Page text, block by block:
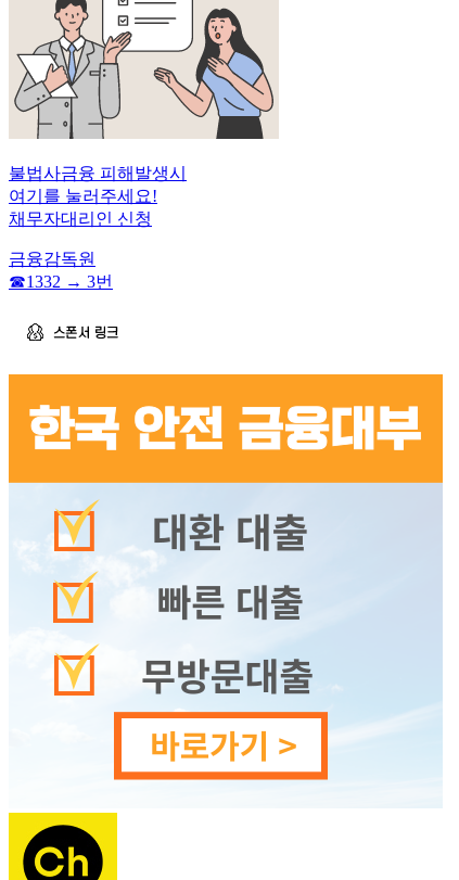
불법사금융 피해발생시
여기를 눌러주세요!
채무자대리인 신청
금융감독원
☎︎1332 → 3번